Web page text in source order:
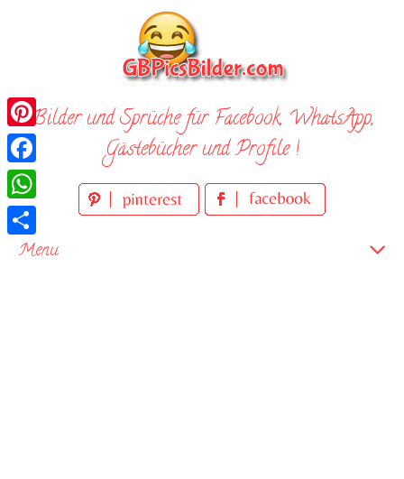
Bilder und Sprüche für Facebook, WhatsApp,
Gästebücher und Profile !
Menu
Pinterest
Facebook
WhatsApp
Teilen